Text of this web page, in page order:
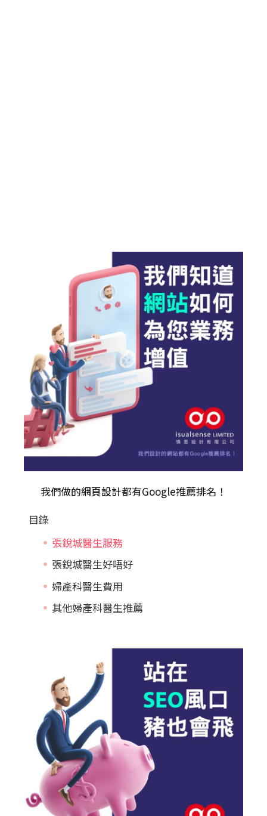
我們做的網頁設計都有Google推薦排名！
目錄
張銳城醫生服務
張銳城醫生好唔好
婦產科醫生費用
其他婦產科醫生推薦